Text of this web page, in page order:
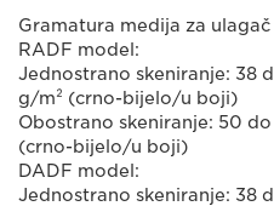
Gramatura medija za
RADF model:
Jednostrano skeniranje: 38
g/m² (crno-bijelo/u boji)
Obostrano skeniranje: 50
(crno-bijelo/u boji)
DADF model:
Jednostrano skeniranje: 38